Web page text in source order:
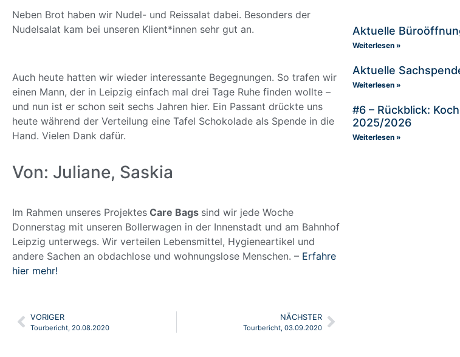
Neben Brot haben wir Nudel- und Reissalat dabei. Besonders der
Nudelsalat kam bei unseren Klient*innen sehr gut an.
Auch heute hatten wir wieder interessante Begegnungen. So trafen wir
einen Mann, der in Leipzig einfach mal drei Tage Ruhe finden wollte –
und nun ist er schon seit sechs Jahren hier. Ein Passant drückte uns
heute während der Verteilung eine Tafel Schokolade als Spende in die
Hand. Vielen Dank dafür.
Von: Juliane, Saskia
Im Rahmen unseres Projektes Care Bags sind wir jede Woche
Donnerstag mit unseren Bollerwagen in der Innenstadt und am Bahnhof
Leipzig unterwegs. Wir verteilen Lebensmittel, Hygieneartikel und
andere Sachen an obdachlose und wohnungslose Menschen. – Erfahre
hier mehr!
VORIGER
Tourbericht, 20.08.2020
NÄCHSTER
Tourbericht, 03.09.2020
Aktuelle
Weiterlesen »
Aktuelle
Weiterlesen »
#6 – Rückblick:
2025/2026
Weiterlesen »